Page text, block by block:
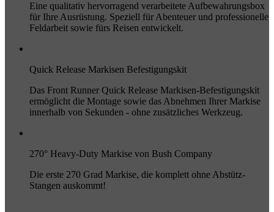
Eine qualitativ hervorragend verarbeitete Aufbewahrungsbox
für Ihre Ausrüstung. Speziell für Abenteuer und professionelle
Feldarbeit sowie fürs Reisen entwickelt.
Quick Release Markisen Befestigungskit
Das Front Runner Quick Release Markisen-Befestigungskit
ermöglicht die Montage sowie das Abnehmen Ihrer Markise
innerhalb von Sekunden - ohne zusätzliches Werkzeug.
270° Heavy-Duty Markise von Bush Company
Die erste 270 Grad Markise, die komplett ohne Abstütz-
Stangen auskommt!